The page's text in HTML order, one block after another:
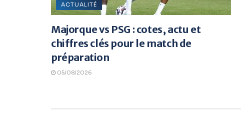
ACTUALITÉ
Majorque vs PSG : cotes, actu et
chiffres clés pour le match de
préparation
05/08/2026